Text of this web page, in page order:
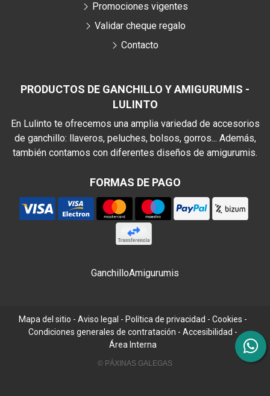
PRODUCTOS DE GANCHILLO Y AMIGURUMIS -
LULINTO
En Lulinto te ofrecemos una amplia variedad de accesorios
de ganchillo: llaveros, peluches, bolsos, gorros... Además,
también contamos con diferentes diseños de amigurumis.
FORMAS DE PAGO
Promociones vigentes
Validar cheque regalo
Contacto
GanchilloAmigurumis
Mapa del sitio - Aviso legal - Política de privacidad - Cookies -
Condiciones generales de contratación - Accesibilidad -
Área Interna
© PÁXINAS GALEGAS